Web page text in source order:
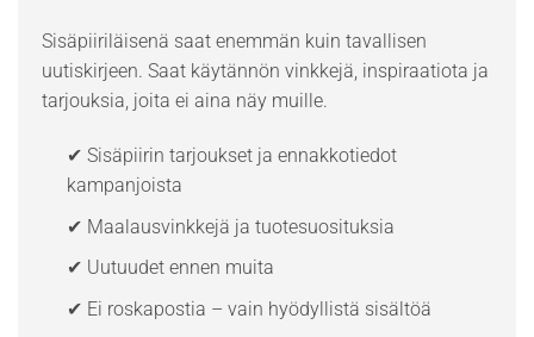
Sisäpiiriläisenä saat enemmän kuin tavallisen
uutiskirjeen. Saat käytännön vinkkejä, inspiraatiota ja
tarjouksia, joita ei aina näy muille.
✔ Sisäpiirin tarjoukset ja ennakkotiedot
kampanjoista
✔ Maalausvinkkejä ja tuotesuosituksia
✔ Uutuudet ennen muita
✔ Ei roskapostia – vain hyödyllistä sisältöä